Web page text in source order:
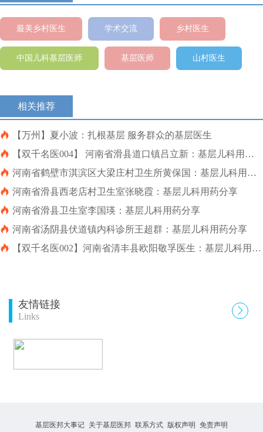
最美乡村医生 学术交流 乡村医生
中国儿科基层医师 基层医师 山村医生
相关推荐

【万州】夏小波：扎根基层 服务群众的基层医生

【双千名医004】 河南省滑县道口镇吕立新：基层儿科用药
分享
 河南省鹤壁市淇滨区大梁庄村卫生所黄保国：基层儿科用药
分享
 河南省滑县西老店村卫生室张晓霞：基层儿科用药分享
 河南省滑县卫生室李国瑛：基层儿科用药分享
 河南省汤阴县伏道镇内科诊所王超群：基层儿科用药分享

【双千名医002】河南省清丰县欧阳敬孚医生：基层儿科用药
友情链接
Links

基层医邦大事记 关于基层医邦 联系方式 版权声明 免责声明